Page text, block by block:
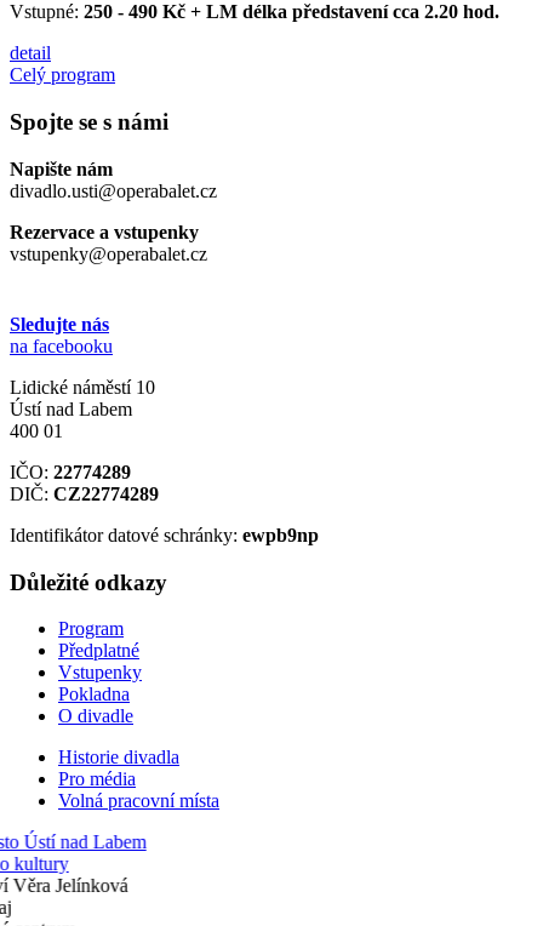
Vstupné: 250 - 490 Kč + LM délka představení cca 2.20 hod.
detail
Celý program
Spojte se s námi
Napište nám
divadlo.usti@operabalet.cz
Rezervace a vstupenky
vstupenky@operabalet.cz
Sledujte nás
na facebooku
Lidické náměstí 10
Ústí nad Labem
400 01
IČO: 22774289
DIČ: CZ22774289
Identifikátor datové schránky: ewpb9np
Důležité odkazy
Program
Předplatné
Vstupenky
Pokladna
O divadle
Historie divadla
Pro média
Volná pracovní místa